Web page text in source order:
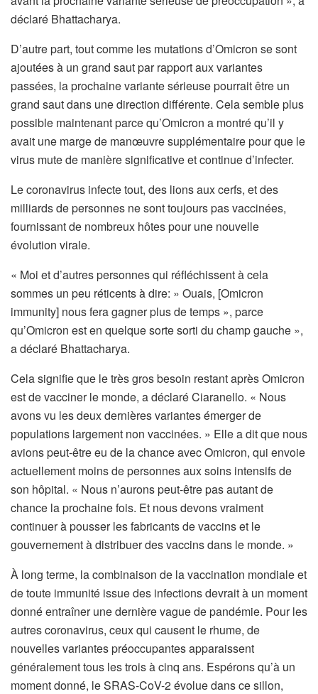
déclaré Bhattacharya.
D’autre part, tout comme les mutations d’Omicron se sont
ajoutées à un grand saut par rapport aux variantes
passées, la prochaine variante sérieuse pourrait être un
grand saut dans une direction différente. Cela semble plus
possible maintenant parce qu’Omicron a montré qu’il y
avait une marge de manœuvre supplémentaire pour que le
virus mute de manière significative et continue d’infecter.
Le coronavirus infecte tout, des lions aux cerfs, et des
milliards de personnes ne sont toujours pas vaccinées,
fournissant de nombreux hôtes pour une nouvelle
évolution virale.
« Moi et d’autres personnes qui réfléchissent à cela
sommes un peu réticents à dire: » Ouais, [Omicron
immunity] nous fera gagner plus de temps », parce
qu’Omicron est en quelque sorte sorti du champ gauche »,
a déclaré Bhattacharya.
Cela signifie que le très gros besoin restant après Omicron
est de vacciner le monde, a déclaré Ciaranello. « Nous
avons vu les deux dernières variantes émerger de
populations largement non vaccinées. » Elle a dit que nous
avions peut-être eu de la chance avec Omicron, qui envoie
actuellement moins de personnes aux soins intensifs de
son hôpital. « Nous n’aurons peut-être pas autant de
chance la prochaine fois. Et nous devons vraiment
continuer à pousser les fabricants de vaccins et le
gouvernement à distribuer des vaccins dans le monde. »
À long terme, la combinaison de la vaccination mondiale et
de toute immunité issue des infections devrait à un moment
donné entraîner une dernière vague de pandémie. Pour les
autres coronavirus, ceux qui causent le rhume, de
nouvelles variantes préoccupantes apparaissent
généralement tous les trois à cinq ans. Espérons qu’à un
moment donné, le SRAS-CoV-2 évolue dans ce sillon,